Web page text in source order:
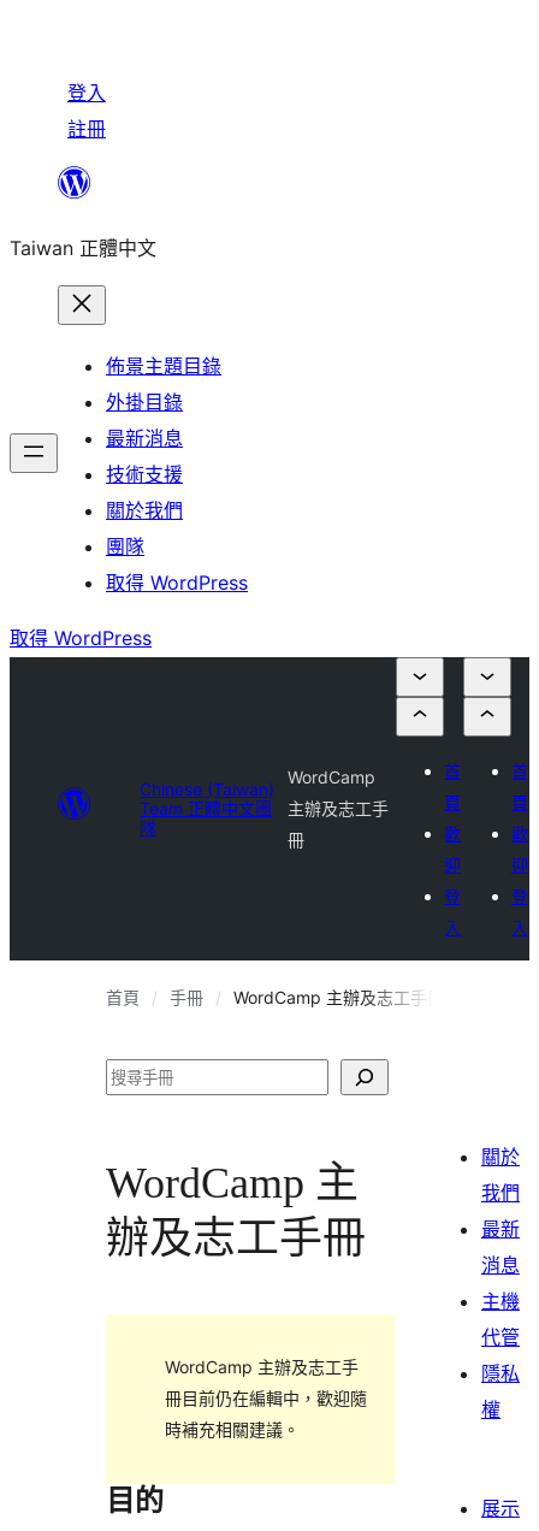
登入
註冊
主
Taiwan 正體中文
佈景主題目錄
外掛目錄
最新消息
技術支援
關於我們
團隊
取得 WordPress
取得 WordPress
Chinese (Taiwan)
Team 正體中文團
隊
WordCamp
主辦及志工手
冊
首
頁
歡
迎
登
入
首
頁
歡
迎
登
入
首頁 手冊 WordCamp 主辦及志工手冊
搜
WordCamp 主
辦及志工手冊
WordCamp 主辦及志工手
冊目前仍在編輯中，歡迎隨
時補充相關建議。
目的
關於
我們
最新
消息
主機
代管
隱私
權
展示